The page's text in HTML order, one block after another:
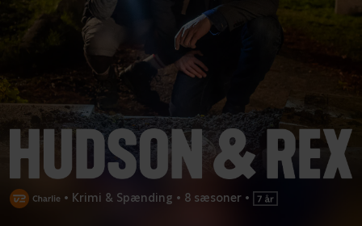
• Krimi & Spænding • 8 sæsoner •